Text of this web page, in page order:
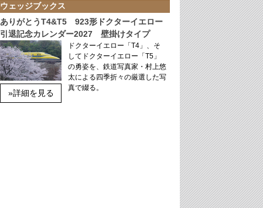
ウェッジブックス
ありがとうT4&T5 923形ドクターイエロー
引退記念カレンダー2027 壁掛けタイプ
»詳細を見る
ドクターイエロー「T4」、そ
してドクターイエロー「T5」
の勇姿を、鉄道写真家・村上悠
太による四季折々の厳選した写
真で綴る。